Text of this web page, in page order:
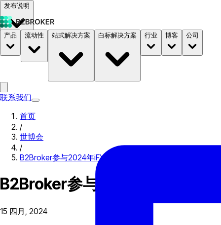
发布说明
文档 定价 B2STORE
产品 流动性 站式解决方案 白标解决方案 行业 博客 公司
联系我们
首页
/
世博会
/
B2Broker参与2024年iFX Expo LATAM的总结
B2Broker参与2024年iFX Expo
15 四月, 2024